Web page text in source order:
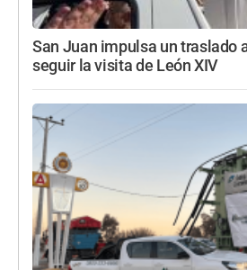
San Juan impulsa un traslado
seguir la visita de León XIV